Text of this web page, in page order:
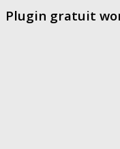
Plugin gratuit